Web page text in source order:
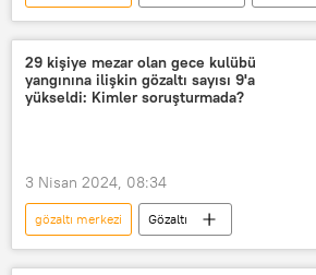
Şiddet
çocuğa şiddet
Gözaltı
Gözaltı kararı
Atatürk
29 kişiye mezar olan gece kulübü
yangınına ilişkin gözaltı sayısı 9'a
yükseldi: Kimler soruşturmada?
3 Nisan 2024, 08:34
gözaltı merkezi
Gözaltı
Gözaltı kararı
Gözaltı süresi